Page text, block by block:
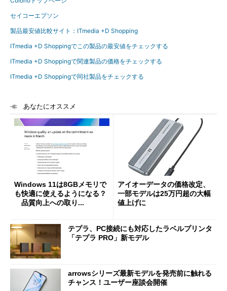
セイコーエプソン
製品最安値比較サイト：ITmedia +D Shopping
ITmedia +D Shoppingでこの製品の最安値をチェックする
ITmedia +D Shoppingで関連製品の価格をチェックする
ITmedia +D Shoppingで同社製品をチェックする
あなたにオススメ
Windows 11は8GBメモリで
も快適に使えるようになる？
品質向上への取り...
アイオーデータの価格改定、
一部モデルは25万円超の大幅
値上げに
テプラ、PC接続にも対応したラベルプリンタ
「テプラ PRO」新モデル
arrowsシリーズ最新モデルを発売前に触れる
チャンス！ユーザー座談会開催